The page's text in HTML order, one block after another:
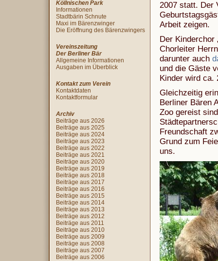
2007 statt. Der
Arbeit zeigen.
Der Kinderchor
Chorleiter
darunter auch
und die Gäste
Kinder wird ca.
Gleichzeitig
Berliner Bären
Zoo gereist
Freundschaft
Grund zum
uns.
Köllnischen Park
Informationen
Stadtbärin Schnute
Maxi im Bärenzwinger
Die Eröffnung des Bärenzwingers
Vereinszeitung
Der Berliner Bär
Allgemeine Informationen
Ausgaben im Überblick
Kontakt zum Verein
Kontaktdaten
Kontaktformular
Archiv
Beiträge aus 2026
Beiträge aus 2025
Beiträge aus 2024
Beiträge aus 2023
Beiträge aus 2022
Beiträge aus 2021
Beiträge aus 2020
Beiträge aus 2019
Beiträge aus 2018
Beiträge aus 2017
Beiträge aus 2016
Beiträge aus 2015
Beiträge aus 2014
Beiträge aus 2013
Beiträge aus 2012
Beiträge aus 2011
Beiträge aus 2010
Beiträge aus 2009
Beiträge aus 2008
Beiträge aus 2007
Beiträge aus 2006